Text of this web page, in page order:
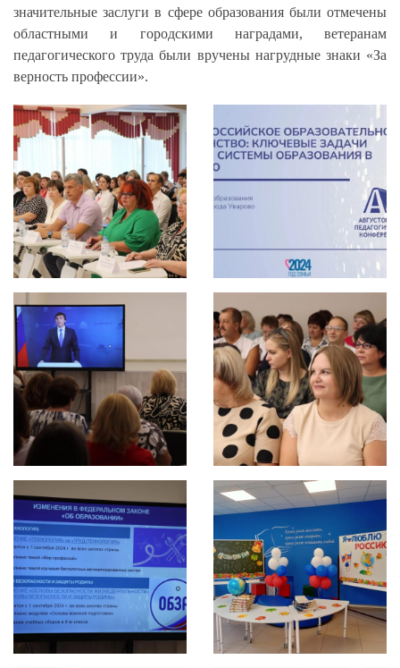
значительные заслуги в сфере образования были отмечены
областными и городскими наградами, ветеранам
педагогического труда были вручены нагрудные знаки «За
верность профессии».